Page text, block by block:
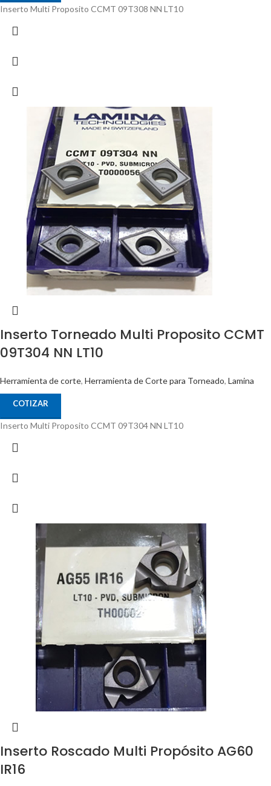
Inserto Multi Proposito CCMT 09T308 NN LT10
Inserto Torneado Multi Proposito CCMT
09T304 NN LT10
Herramienta de corte, Herramienta de Corte para Torneado, Lamina
COTIZAR
Inserto Multi Proposito CCMT 09T304 NN LT10
Inserto Roscado Multi Propósito AG60
IR16